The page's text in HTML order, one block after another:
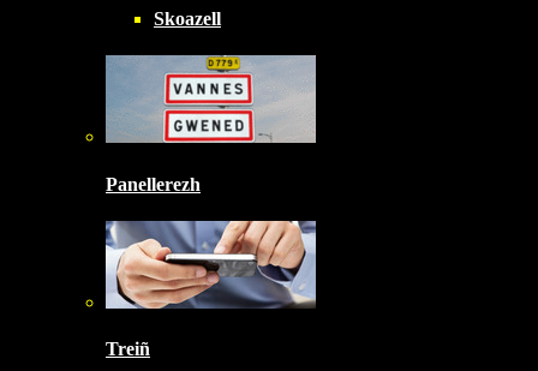
Skoazell
Panellerezh
Treiñ